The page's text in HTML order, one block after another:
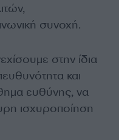
συνοχή.
στην ίδια
και
ευθύνης, να
ισχυροποίηση